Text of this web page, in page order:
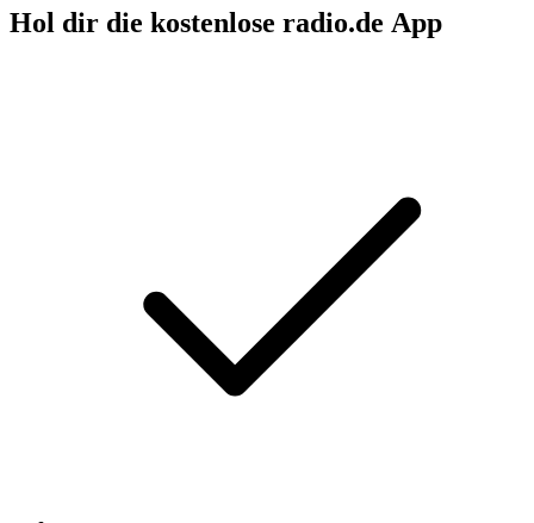
Hol dir die kostenlose radio.de App